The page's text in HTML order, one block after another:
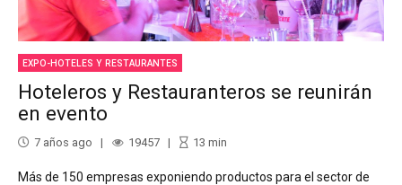
EXPO-HOTELES Y RESTAURANTES
Hoteleros y Restauranteros se reunirán
en evento
7 años ago 19457 13 min
Más de 150 empresas exponiendo productos para el sector de